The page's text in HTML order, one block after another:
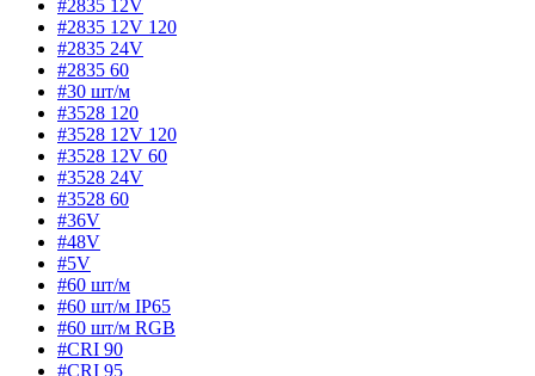
#2835 12V
#2835 12V 120
#2835 24V
#2835 60
#30 шт/м
#3528 120
#3528 12V 120
#3528 12V 60
#3528 24V
#3528 60
#36V
#48V
#5V
#60 шт/м
#60 шт/м IP65
#60 шт/м RGB
#CRI 90
#CRI 95